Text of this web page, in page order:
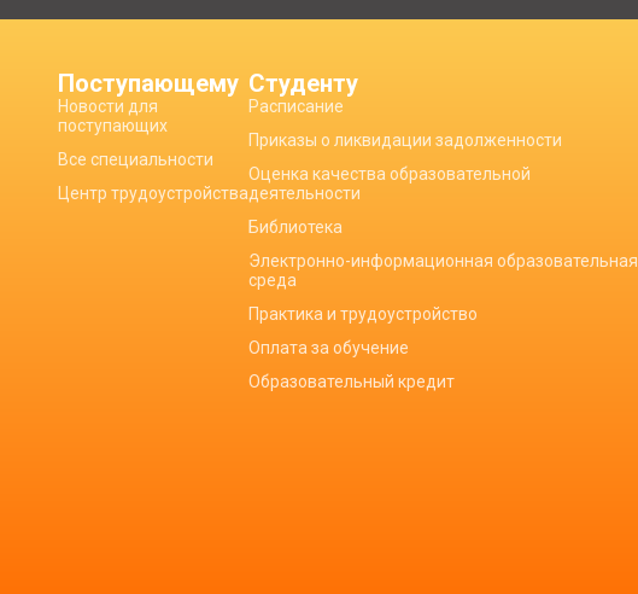
Поступающему
Новости для
поступающих
Все специальности
Центр трудоустройства
Студенту
Расписание
Приказы о ликвидации задолженности
Оценка качества образовательной
деятельности
Библиотека
Электронно-информационная образовательная
среда
Практика и трудоустройство
Оплата за обучение
Образовательный кредит